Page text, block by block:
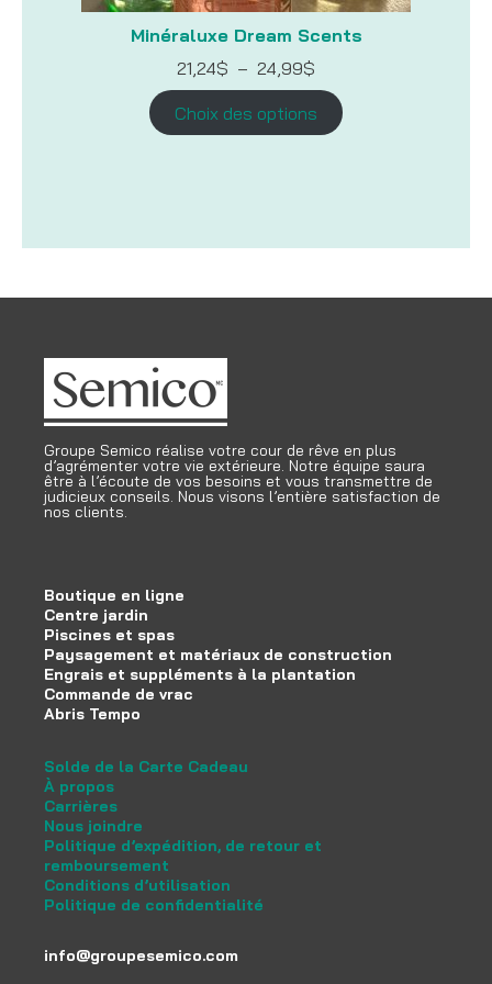
Minéraluxe Dream Scents
21,24$ – 24,99$
prix :
21,24$
à
Choix des options
Groupe Semico réalise votre cour de rêve en plus
d’agrémenter votre vie extérieure. Notre équipe saura
être à l’écoute de vos besoins et vous transmettre de
judicieux conseils. Nous visons l’entière satisfaction de
nos clients.
Boutique en ligne
Centre jardin
Piscines et spas
Paysagement et matériaux de construction
Engrais et suppléments à la plantation
Commande de vrac
Abris Tempo
Solde de la Carte Cadeau
À propos
Carrières
Nous joindre
Politique d’expédition, de retour et
remboursement
Conditions d’utilisation
Politique de confidentialité
info@groupesemico.com